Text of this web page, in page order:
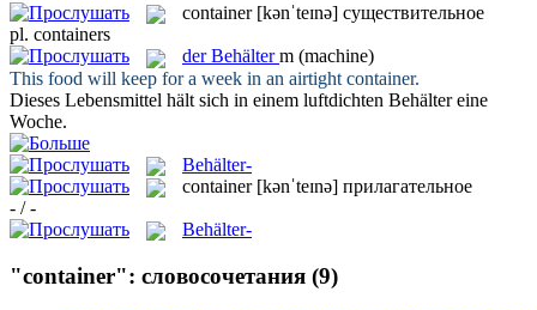
container [kənˈteɪnə] существительное
pl. containers
derBehälter m (machine)
This food will keep for a week in an airtight container.
Dieses Lebensmittel hält sich in einem luftdichten Behältereine
Woche.
Behälter-
container [kənˈteɪnə] прилагательное
- / -
Behälter-
"container": словосочетания (9)